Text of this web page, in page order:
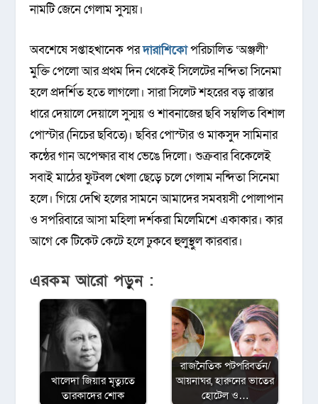
নামটি জেনে গেলাম সুস্ময়।
অবশেষে সপ্তাহখানেক পরদারাশিকোপরিচালিত ‘অঞ্জলী’
মুক্তি পেলো আর প্রথম দিন থেকেই সিলেটের নন্দিতা সিনেমা
হলে প্রদর্শিত হতে লাগলো। সারা সিলেট শহরের বড় রাস্তার
ধারে দেয়ালে দেয়ালে সুস্ময় ও শাবনাজের ছবি সম্বলিত বিশাল
পোস্টার (নিচের ছবিতে)। ছবির পোস্টার ও মাকসুদ সামিনার
কন্ঠের গান অপেক্ষার বাধ ভেঙে দিলো। শুক্রবার বিকেলেই
সবাই মাঠের ফুটবল খেলা ছেড়ে চলে গেলাম নন্দিতা সিনেমা
হলে। গিয়ে দেখি হলের সামনে আমাদের সমবয়সী পোলাপান
ও সপরিবারে আসা মহিলা দর্শকরা মিলেমিশে একাকার। কার
আগে কে টিকেট কেটে হলে ঢুকবে হুলুস্থুল কারবার।
এরকম আরো পড়ুন :
খালেদা জিয়ার মৃত্যুতে
তারকাদের শোক
রাজনৈতিক পটপরিবর্তন/
আয়নাঘর, হারুনের ভাতের
হোটেল ও…